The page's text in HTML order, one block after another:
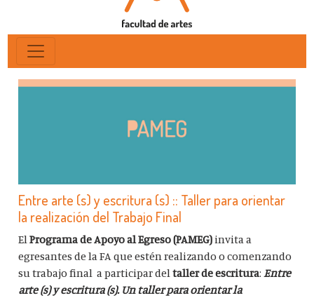
Entre arte (s) y escritura (s) :: Taller para orientar
la realización del Trabajo Final
ElPrograma de Apoyo al Egreso (PAMEG)invita a
egresantes de la FA que estén realizando o comenzando
su trabajo final a participar deltaller de escritura:Entre
arte (s) y escritura (s). Un taller para orientar la